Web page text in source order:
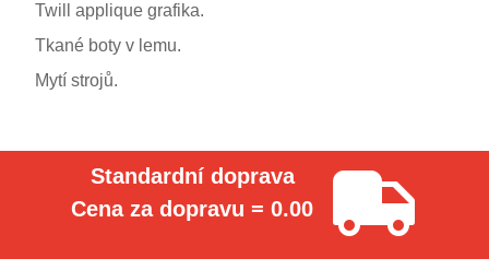
Twill applique grafika.
Tkané boty v lemu.
Mytí strojů.
Standardní doprava
Cena za dopravu = 0.00